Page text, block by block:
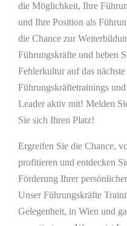
die Möglichkeit, Ihre
und Ihre Position als
die Chance zur
Führungskräfte und heben
Fehlerkultur auf das
Führungskräftetrainings
Leader aktiv mit! Melden
Sie sich Ihren Platz!
Ergreifen Sie die Chance,
profitieren und entdecken
Förderung Ihrer
Unser Führungskräfte
Gelegenheit, in Wien und